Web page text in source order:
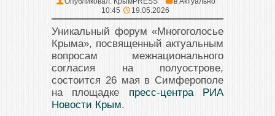
10:45
19.05.2026
Уникальный форум «Многоголосье
Крыма», посвященный актуальным
вопросам межнационального
согласия на полуострове,
состоится 26 мая в Симферополе
на площадке пресс-центра РИА
Новости Крым.